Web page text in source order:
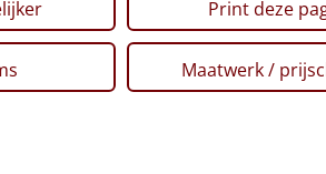
Print deze
Maatwerk /